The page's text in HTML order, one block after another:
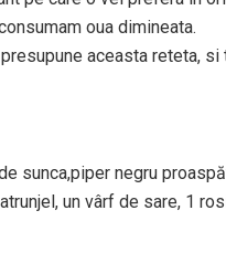
oua dimineata.
aceasta reteta, si
sunca,piper negru
un vârf de sare, 1